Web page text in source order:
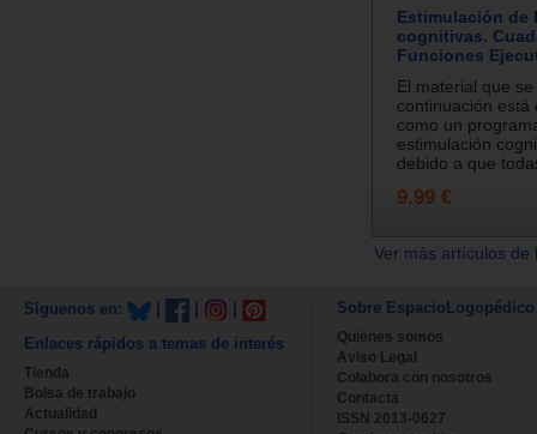
Estimulación de
cognitivas.
Funciones
El material que
continuación está
como un
estimulación
debido a que
9.99 €
Ver más artículos
Síguenos en:
Enlaces rápidos a temas de interés
Tienda
Bolsa de trabajo
Actualidad
Sobre EspacioLogopédico
Quienes somos
Aviso Legal
Colabora con nosotros
Contacta
ISSN 2013-0627